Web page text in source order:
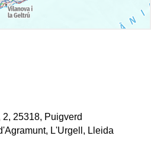
25318, Puigverd
L'Urgell, Lleida